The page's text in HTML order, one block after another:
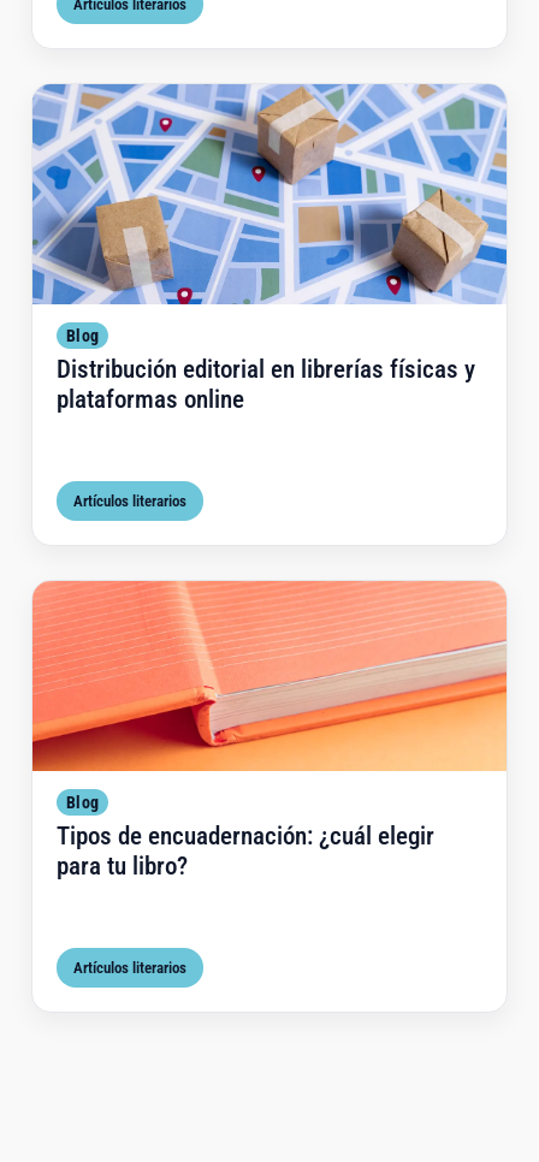
Artículos literarios
Blog
Distribución editorial en librerías físicas y
plataformas online
Artículos literarios
Blog
Tipos de encuadernación: ¿cuál elegir
para tu libro?
Artículos literarios